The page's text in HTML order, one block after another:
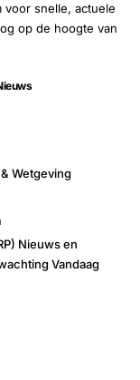
snelle, actuele
op de hoogte van
Wetgeving
Nieuws en
Vandaag